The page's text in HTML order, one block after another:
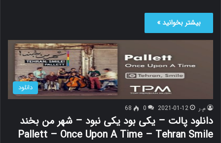
بیشتر بخوانید »
دانلود
م.ر 2021-01-12
0
68
دانلود پالت – یکی بود یکی نبود – شهر من بخند
Pallett – Once Upon A Time – Tehran Smile